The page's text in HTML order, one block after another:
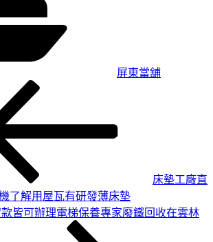
屏東當舖
床墊工廠直
了解用屋瓦有研發薄床墊
皆可辦理電梯保養專家廢鐵回收在雲林